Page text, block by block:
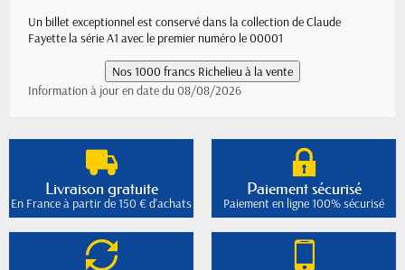
Un billet exceptionnel est conservé dans la collection de Claude
Fayette la série A1 avec le premier numéro le 00001
Information à jour en date du 08/08/2026
Livraison gratuite
En France à partir de 150 € d'achats
Paiement sécurisé
Paiement en ligne 100% sécurisé